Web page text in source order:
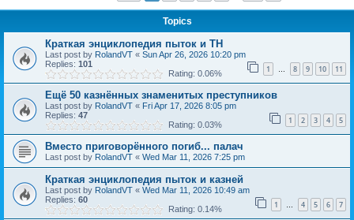
Topics
Краткая энциклопедия пыток и ТН
Last post by RolandVT « Sun Apr 26, 2026 10:20 pm
Replies: 101 1 … 8 9 10 11
Rating: 0.06%
Ещё 50 казнённых знаменитых преступников
Last post by RolandVT « Fri Apr 17, 2026 8:05 pm
Replies: 47 1 2 3 4 5
Rating: 0.03%
Вместо приговорённого погиб... палач
Last post by RolandVT « Wed Mar 11, 2026 7:25 pm
Краткая энциклопедия пыток и казней
Last post by RolandVT « Wed Mar 11, 2026 10:49 am
Replies: 60 1 … 4 5 6 7
Rating: 0.14%